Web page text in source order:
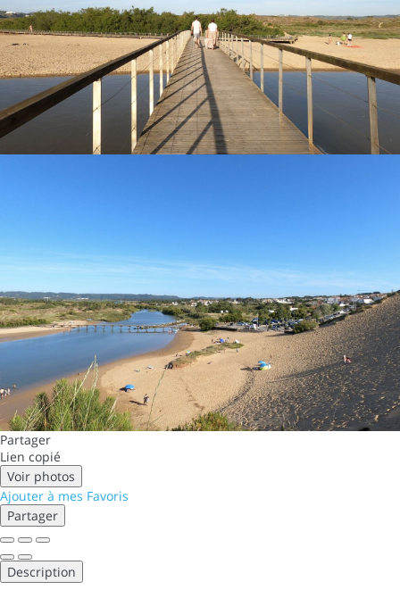
Partager
Lien copié
Voir photos
Ajouter à mes Favoris
Partager
Description